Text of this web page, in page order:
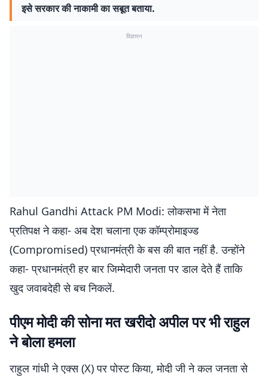
इसे सरकार की नाकामी का सबूत बताया.
विज्ञापन
Rahul Gandhi Attack PM Modi: लोकसभा में नेता
प्रतिपक्ष ने कहा- अब देश चलाना एक कॉम्प्रोमाइज्ड
(Compromised) प्रधानमंत्री के बस की बात नहीं है. उन्होंने
कहा- प्रधानमंत्री हर बार जिम्मेदारी जनता पर डाल देते हैं ताकि
खुद जवाबदेही से बच निकलें.
पीएम मोदी की सोना मत खरीदो अपील पर भी राहुल
ने बोला हमला
राहुल गांधी ने एक्स (X) पर पोस्ट किया, मोदी जी ने कल जनता से